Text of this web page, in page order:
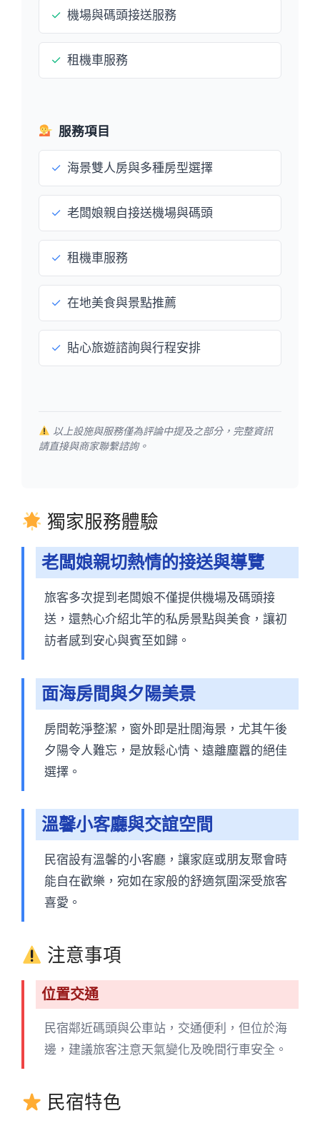
✓ 機場與碼頭接送服務
✓ 租機車服務
服務項目
✓ 海景雙人房與多種房型選擇
✓ 老闆娘親自接送機場與碼頭
✓ 租機車服務
✓ 在地美食與景點推薦
✓ 貼心旅遊諮詢與行程安排
以上設施與服務僅為評論中提及之部分，完整資訊
請直接與商家聯繫諮詢。
獨家服務體驗
老闆娘親切熱情的接送與導覽
旅客多次提到老闆娘不僅提供機場及碼頭接
送，還熱心介紹北竿的私房景點與美食，讓初
訪者感到安心與賓至如歸。
面海房間與夕陽美景
房間乾淨整潔，窗外即是壯闊海景，尤其午後
夕陽令人難忘，是放鬆心情、遠離塵囂的絕佳
選擇。
溫馨小客廳與交誼空間
民宿設有溫馨的小客廳，讓家庭或朋友聚會時
能自在歡樂，宛如在家般的舒適氛圍深受旅客
喜愛。
注意事項
位置交通
民宿鄰近碼頭與公車站，交通便利，但位於海
邊，建議旅客注意天氣變化及晚間行車安全。
民宿特色